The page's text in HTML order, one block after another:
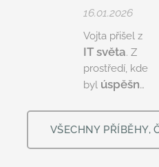
něco
důležitého
poskládá.
16.01.2026
Vojta přišel z
IT světa. Z
prostředí, kde
byl úspěšný,
vnitřně
vyčerpaný
VŠECHNY PŘÍBĚHY,